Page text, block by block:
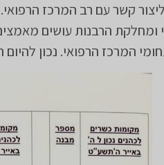
קשר עם רב המרכז הרפואי.
ומחלקת הרבנות עושים
המרכז הרפואי. נכון